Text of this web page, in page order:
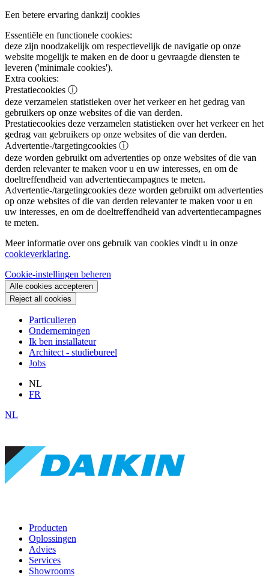
Een betere ervaring dankzij cookies
Essentiële en functionele cookies:
deze zijn noodzakelijk om respectievelijk de navigatie op onze
website mogelijk te maken en de door u gevraagde diensten te
leveren ('minimale cookies').
Extra cookies:
Prestatiecookies ⓘ
deze verzamelen statistieken over het verkeer en het gedrag van
gebruikers op onze websites of die van derden.
Prestatiecookies deze verzamelen statistieken over het verkeer en het
gedrag van gebruikers op onze websites of die van derden.
Advertentie-/targetingcookies ⓘ
deze worden gebruikt om advertenties op onze websites of die van
derden relevanter te maken voor u en uw interesses, en om de
doeltreffendheid van advertentiecampagnes te meten.
Advertentie-/targetingcookies deze worden gebruikt om advertenties
op onze websites of die van derden relevanter te maken voor u en
uw interesses, en om de doeltreffendheid van advertentiecampagnes
te meten.
Meer informatie over ons gebruik van cookies vindt u in onze
cookieverklaring.
Cookie-instellingen beheren
Alle cookies accepteren
Reject all cookies
Particulieren
Ondernemingen
Ik ben installateur
Architect - studiebureel
Jobs
NL
FR
NL
Producten
Oplossingen
Advies
Services
Showrooms